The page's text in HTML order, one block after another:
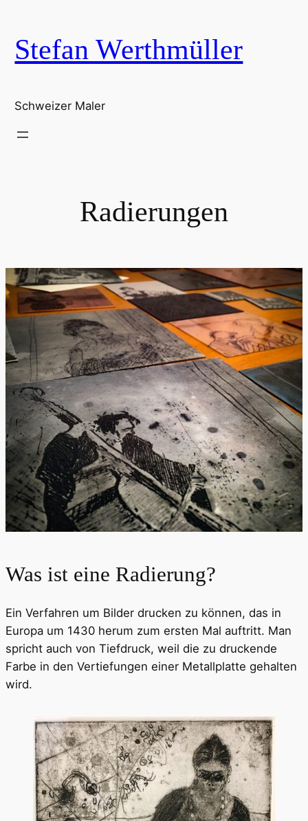
springen
Stefan Werthmüller
Schweizer Maler
Radierungen
Was ist eine Radierung?
Ein Verfahren um Bilder drucken zu können, das in
Europa um 1430 herum zum ersten Mal auftritt. Man
spricht auch von Tiefdruck, weil die zu druckende
Farbe in den Vertiefungen einer Metallplatte gehalten
wird.